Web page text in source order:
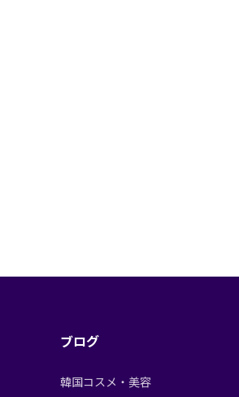
ブログ
韓国コスメ・美容